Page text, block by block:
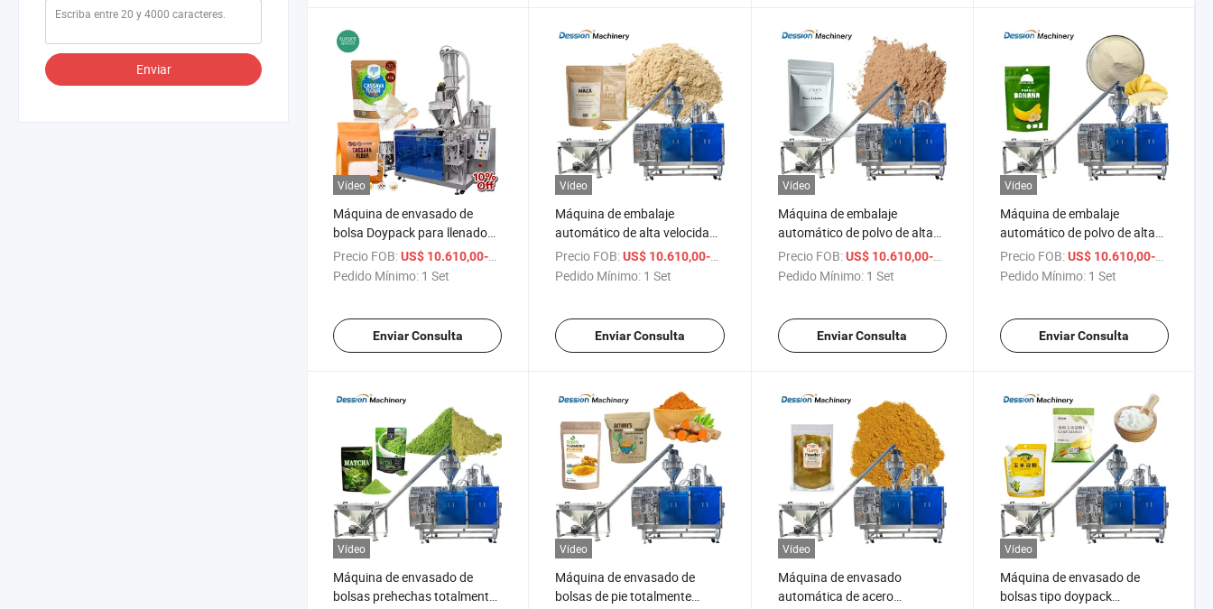
Enviar
Vídeo
Máquina de envasado de
bolsa Doypack para llenado
automático de harina de trigo
en polvo y alimentación de
Precio FOB:US$ 10.610,00-16.610,00
/ Set
Pedido Mínimo: 1 Set
Enviar Consulta
Vídeo
Máquina de embalaje
automático de alta velocidad
para polvo, máquina de
embalaje de bolsa con
raíz de maca
Precio FOB: US$ 10.610,00-16.610,00
/ Set
Pedido Mínimo: 1 Set
Enviar Consulta
Vídeo
Máquina de embalaje
automático de polvo de alta
velocidad, máquina de
embalaje de bolsa con
Precio FOB: US$ 10.610,00-16.610,00
/ Set
Pedido Mínimo: 1 Set
Enviar Consulta
Vídeo
Máquina de embalaje
automático de polvo de alta
velocidad, polvo de plátano,
polvo de cáscara de plátano,
bolsa con cremallera/bolsa
tipo doypack
Precio FOB: US$ 10.610,00-16.610,00
Pedido Mínimo: 1 Set
Enviar Consulta
Vídeo
Máquina de envasado de
bolsas prehechas totalmente
Vídeo
Máquina de envasado de
bolsas de pie totalmente
Vídeo
Máquina de envasado
automática de acero
Vídeo
Máquina de envasado de
bolsas tipo doypack